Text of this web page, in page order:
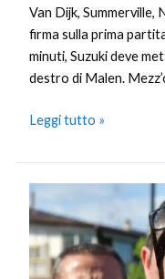
Van Dijk, Summerville,
firma sulla prima
minuti, Suzuki deve
destro di Malen.
Leggi tutto »
Schlein
“Quando
si
andrà